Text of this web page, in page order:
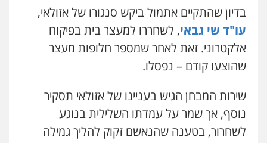
עו"ד שלומי שרון
פלילי צבאי מעצרים וחקירות
0547342002
עו"ד אלון קריטי
פלילי כלכלי אלימות סמים מעצרים
0525544654
בדיון שהתקיים אתמול ביקש סנגורו של אזולאי,
עו"ד שי גבאי, לשחררו למעצר בית בפיקוח
אלקטרוני. זאת לאחר שמספר חלופות מעצר
שהוצעו קודם – נפסלו.
שירות המבחן הגיש בעניינו של אזולאי תסקיר
נוסף, אך שמר על עמדתו השלילית בנוגע
לשחרור, בטענה שהנאשם זקוק להליך גמילה